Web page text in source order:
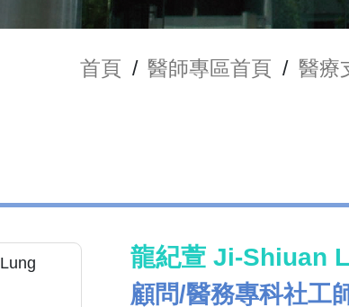
首頁 / 醫師專區首頁 / 醫療
龍紀萱 Ji-Shiuan
顧問/醫務專科社工